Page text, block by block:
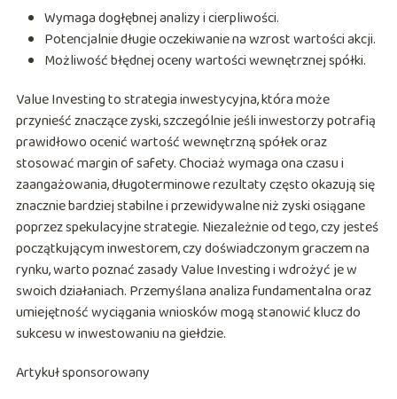
Wymaga dogłębnej analizy i cierpliwości.
Potencjalnie długie oczekiwanie na wzrost wartości akcji.
Możliwość błędnej oceny wartości wewnętrznej spółki.
Value Investing to strategia inwestycyjna, która może
przynieść znaczące zyski, szczególnie jeśli inwestorzy potrafią
prawidłowo ocenić wartość wewnętrzną spółek oraz
stosować margin of safety. Chociaż wymaga ona czasu i
zaangażowania, długoterminowe rezultaty często okazują się
znacznie bardziej stabilne i przewidywalne niż zyski osiągane
poprzez spekulacyjne strategie. Niezależnie od tego, czy jesteś
początkującym inwestorem, czy doświadczonym graczem na
rynku, warto poznać zasady Value Investing i wdrożyć je w
swoich działaniach. Przemyślana analiza fundamentalna oraz
umiejętność wyciągania wniosków mogą stanowić klucz do
sukcesu w inwestowaniu na giełdzie.
Artykuł sponsorowany